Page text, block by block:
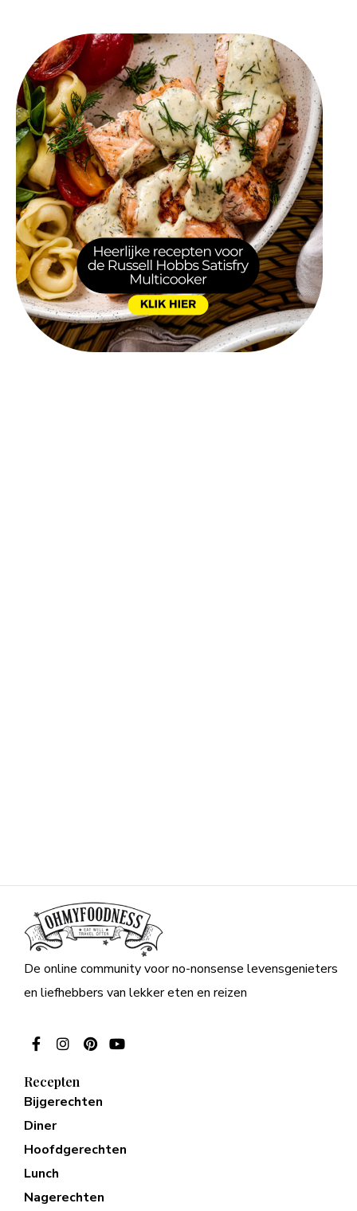
De online community voor no-nonsense levensgenieters
en liefhebbers van lekker eten en reizen
Recepten
Bijgerechten
Diner
Hoofdgerechten
Lunch
Nagerechten